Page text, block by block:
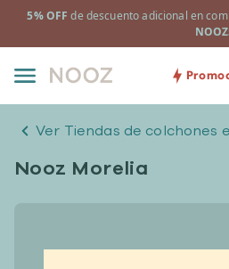
descuento adicional en compras mayores
Ver Tiendas de colchones
Nooz Morelia